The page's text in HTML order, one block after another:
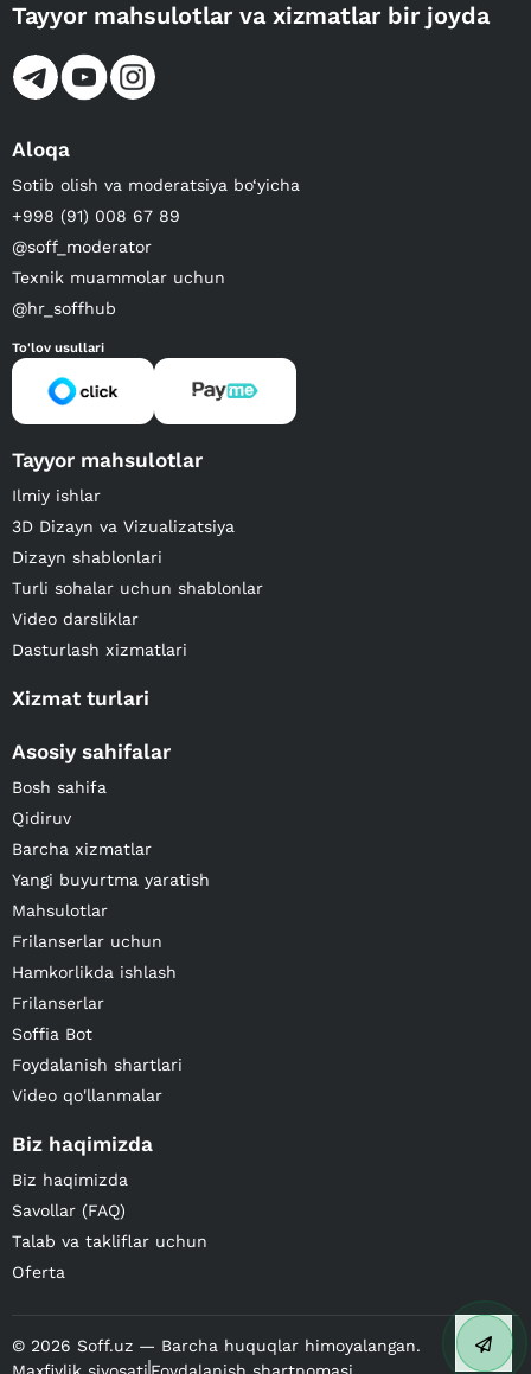
Tayyor mahsulotlar va xizmatlar bir joyda
Aloqa
Sotib olish va moderatsiya bo‘yicha
+998 (91) 008 67 89
@soff_moderator
Texnik muammolar uchun
@hr_soffhub
To'lov usullari
Tayyor mahsulotlar
Ilmiy ishlar
3D Dizayn va Vizualizatsiya
Dizayn shablonlari
Turli sohalar uchun shablonlar
Video darsliklar
Dasturlash xizmatlari
Xizmat turlari
Asosiy sahifalar
Bosh sahifa
Qidiruv
Barcha xizmatlar
Yangi buyurtma yaratish
Mahsulotlar
Frilanserlar uchun
Hamkorlikda ishlash
Frilanserlar
Soffia Bot
Foydalanish shartlari
Video qo'llanmalar
Biz haqimizda
Biz haqimizda
Savollar (FAQ)
Talab va takliflar uchun
Oferta
© 2026 Soff.uz — Barcha huquqlar himoyalangan.